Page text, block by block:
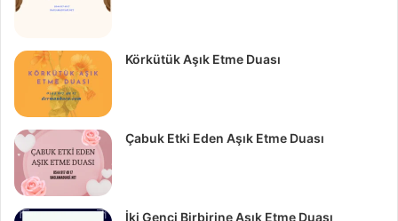
Körkütük Aşık Etme Duası
Çabuk Etki Eden Aşık Etme Duası
İki Genci Birbirine Aşık Etme Duası